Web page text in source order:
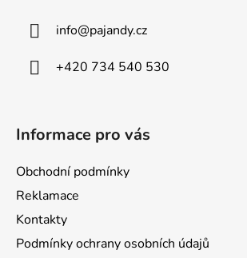
info@pajandy.cz
+420 734 540 530
Informace pro vás
Obchodní podmínky
Reklamace
Kontakty
Podmínky ochrany osobních údajů